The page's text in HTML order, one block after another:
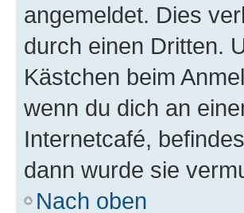
angemeldet. Dies
durch einen Dritten.
Kästchen beim
wenn du dich an
Internetcafé,
dann wurde sie
Nach oben